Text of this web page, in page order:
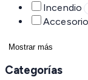
Incendio
Mostrar más
Categorías